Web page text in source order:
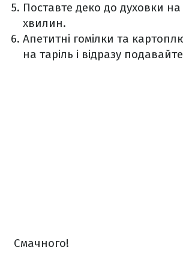
Поставте деко до духовки
хвилин.
Апетитні гомілки та
на таріль і відразу
Смачного!